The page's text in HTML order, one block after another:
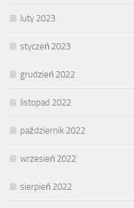
luty 2023
styczeń 2023
grudzień 2022
listopad 2022
październik 2022
wrzesień 2022
sierpień 2022